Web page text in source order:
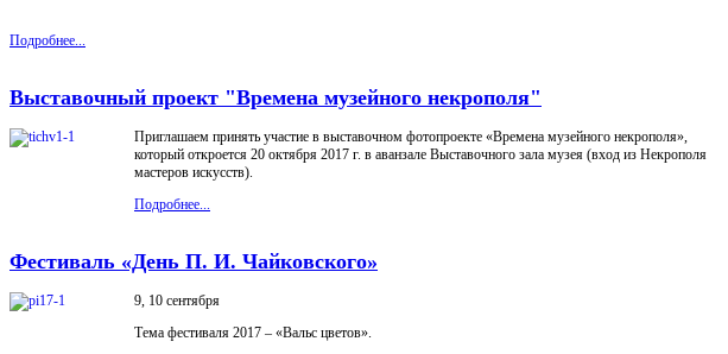
Подробнее...
Выставочный проект "Времена музейного некрополя"
Приглашаем принять участие в выставочном фотопроекте «Времена музейного некрополя»,
который откроется 20 октября 2017 г. в аванзале Выставочного зала музея (вход из Некрополя
мастеров искусств).
Подробнее...
​​​Фестиваль «День П. И. Чайковского»
9, 10 сентября
Тема фестиваля 2017 – «Вальс цветов».